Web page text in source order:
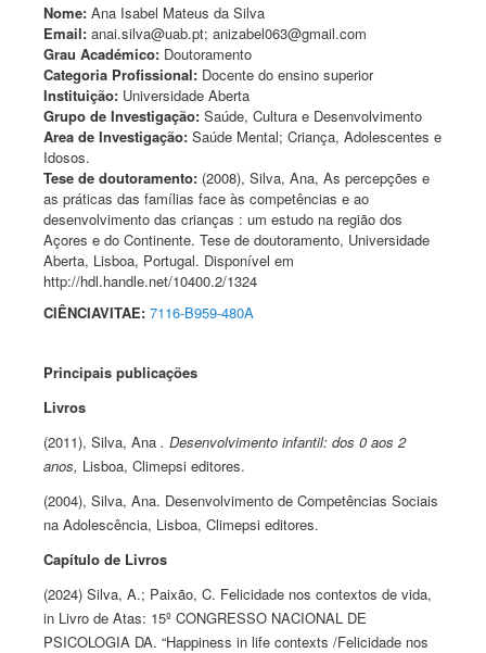
Nome:Ana Isabel Mateus da Silva
Email:anai.silva@uab.pt; anizabel063@gmail.com
Grau Académico: Doutoramento
Categoria Profissional: Docente do ensino superior
Instituição: Universidade Aberta
Grupo de Investigação:Saúde, Cultura e Desenvolvimento
Area de Investigação:Saúde Mental; Criança, Adolescentes e
Idosos.
Tese de doutoramento: (2008), Silva, Ana, As percepções e
as práticas das famílias face às competências e ao
desenvolvimento das crianças : um estudo na região dos
Açores e do Continente. Tese de doutoramento, Universidade
Aberta, Lisboa, Portugal. Disponível em
http://hdl.handle.net/10400.2/1324
CIÊNCIAVITAE:7116-B959-480A
Principais publicações
Livros
(2011), Silva, Ana . Desenvolvimento infantil: dos 0 aos 2
anos, Lisboa, Climepsi editores.
(2004), Silva, Ana. Desenvolvimento de Competências Sociais
na Adolescência, Lisboa, Climepsi editores.
Capítulo de Livros
(2024) Silva, A.; Paixão, C. Felicidade nos contextos de vida,
in Livro de Atas: 15º CONGRESSO NACIONAL DE
PSICOLOGIA DA. “Happiness in life contexts /Felicidade nos